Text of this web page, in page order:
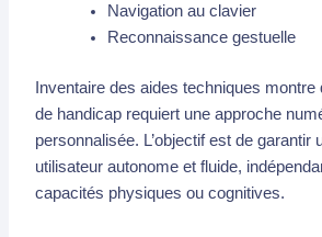
Navigation au clavier
Reconnaissance gestuelle
Inventaire des aides techniques
de handicap requiert une approche
personnalisée. L’objectif est de garantir
utilisateur autonome et fluide,
capacités physiques ou cognitives.